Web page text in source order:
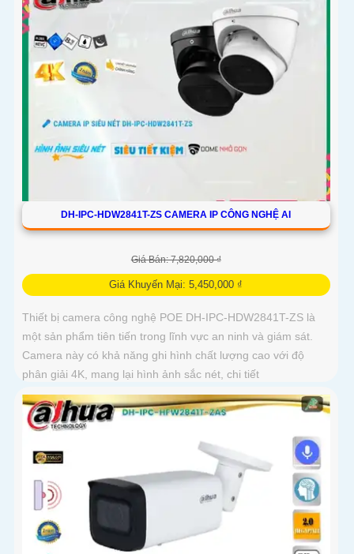
DH-IPC-HDW2841T-ZS CAMERA IP CÔNG NGHỆ AI
Giá Bán: 7,820,000 ₫
Giá Khuyến Mại: 5,450,000 ₫
Thiết bị camera công nghệ POE DH-IPC-HDW2841T-ZS là
một sản phẩm tiên tiến trong lĩnh vực an ninh và giám sát.
Camera này có khả năng ghi hình chất lượng cao với độ
phân giải 4K, mang lại hình ảnh sắc nét, chi tiết